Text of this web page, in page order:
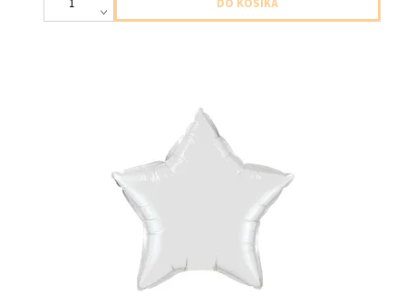
foliovy balon v tvare hviezdy biely 1ks v baleni vlkost 36cm